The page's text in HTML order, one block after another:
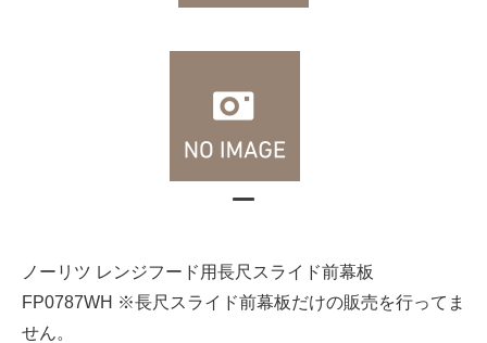
ノーリツ レンジフード用長尺スライド前幕板
FP0787WH ※長尺スライド前幕板だけの販売を行ってま
せん。